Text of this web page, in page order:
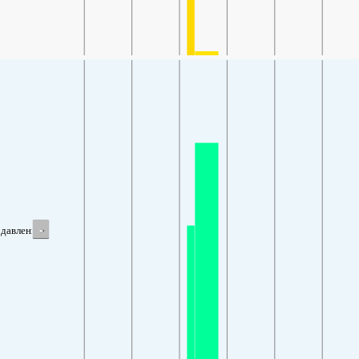
давление-